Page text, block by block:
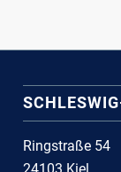
Ringstraße 54